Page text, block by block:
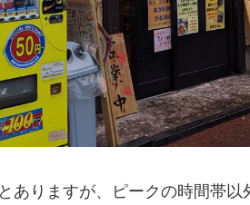
ありますが、ピークの時間帯以